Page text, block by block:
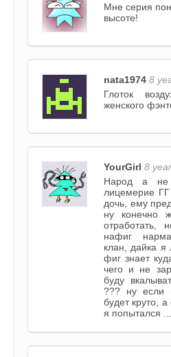
Мне серия
высоте!
nata1974 8
Глоток
женского
YourGirl 8
Народ а не
лицемерие
дочь, ему
ну конечно
нафиг
клан, дайка я
фиг знает
чего и не
буду
??? ну если
будет круто, а
я попытался ....